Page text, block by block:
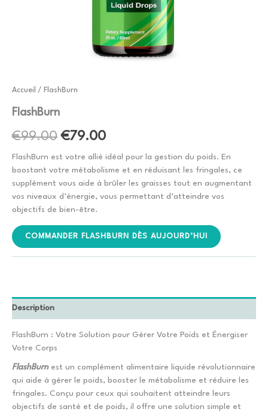
Accueil / FlashBurn
FlashBurn
€99.00 Le
prix
initial
était :
€99.00.
€79.00Le
prix
actuel
est :
€79.00.
FlashBurn est votre allié idéal pour la gestion du poids. En
boostant votre métabolisme et en réduisant les fringales, ce
supplément vous aide à brûler les graisses tout en augmentant
vos niveaux d’énergie, vous permettant d’atteindre vos
objectifs de bien-être.
COMMANDER FLASHBURN DÈS AUJOURD’HUI
Description
FlashBurn : Votre Solution pour Gérer Votre Poids et Énergiser
Votre Corps
FlashBurnest un complément alimentaire liquide révolutionnaire
qui aide à gérer le poids, booster le métabolisme et réduire les
fringales. Conçu pour ceux qui souhaitent atteindre leurs
objectifs de santé et de poids, il offre une solution simple et